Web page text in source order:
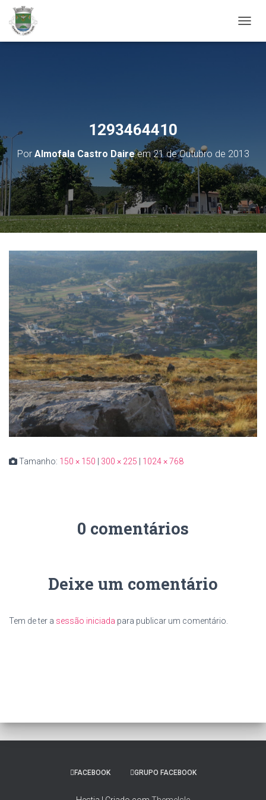
1293464410
Por Almofala Castro Daireem21 de Outubro de 2013
Tamanho: 150 × 150 300 × 225 1024 × 768
0 comentários
Deixe um comentário
Tem de ter a sessão iniciada para publicar um comentário.
FACEBOOK GRUPO FACEBOOK